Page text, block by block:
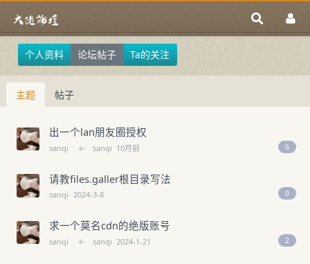
个人资料 论坛帖子 Ta的关注
主题 帖子
出一个lan朋友圈授权
sanqi ← sanqi 10月前 6
请教files.galler根目录写法
sanqi 2024-3-8 0
求一个莫名cdn的绝版账号
sanqi ← sanqi 2024-1-21 2